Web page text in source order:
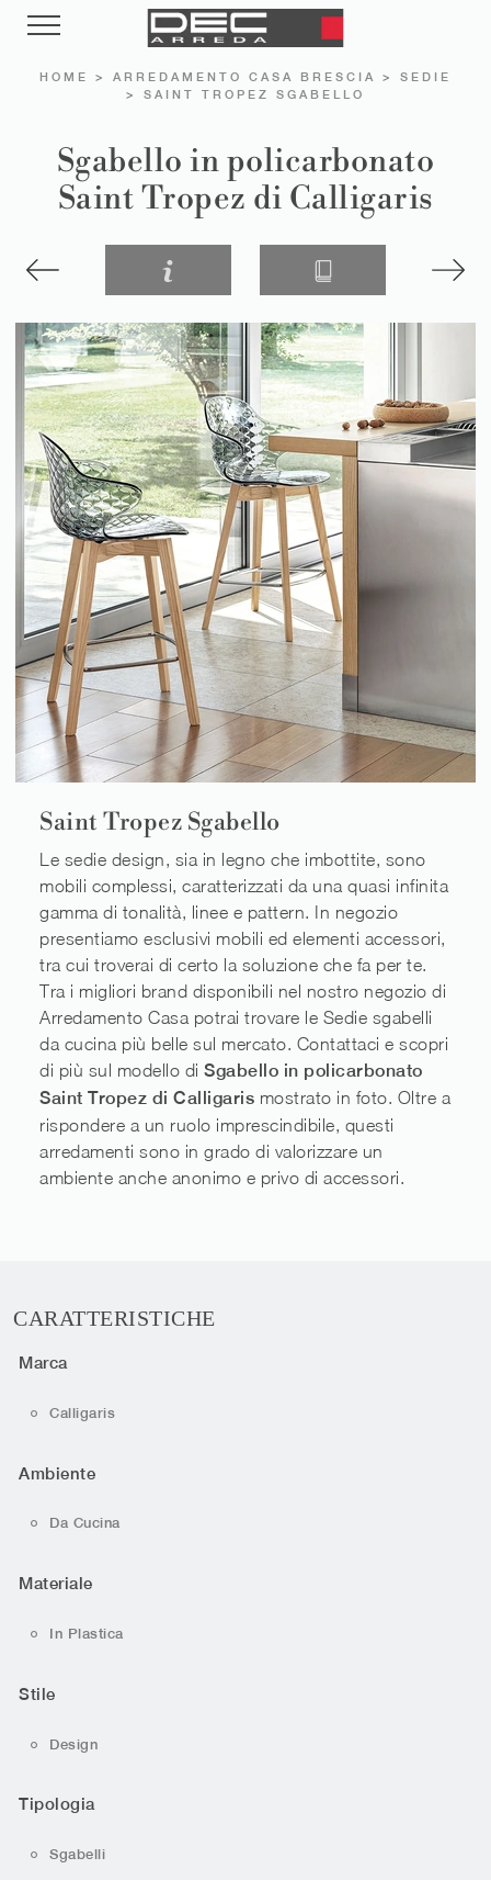
HOME > ARREDAMENTO CASA BRESCIA > SEDIE
> SAINT TROPEZ SGABELLO
Sgabello in policarbonato
Saint Tropez di Calligaris
Saint Tropez Sgabello
Le sedie design, sia in legno che imbottite, sono
mobili complessi, caratterizzati da una quasi infinita
gamma di tonalità, linee e pattern. In negozio
presentiamo esclusivi mobili ed elementi accessori,
tra cui troverai di certo la soluzione che fa per te.
Tra i migliori brand disponibili nel nostro negozio di
Arredamento Casa potrai trovare le Sedie sgabelli
da cucina più belle sul mercato. Contattaci e scopri
di più sul modello di Sgabello in policarbonato
Saint Tropez di Calligaris mostrato in foto. Oltre a
rispondere a un ruolo imprescindibile, questi
arredamenti sono in grado di valorizzare un
ambiente anche anonimo e privo di accessori.
CARATTERISTICHE
Marca
Calligaris
Ambiente
Da Cucina
Materiale
In Plastica
Stile
Design
Tipologia
Sgabelli